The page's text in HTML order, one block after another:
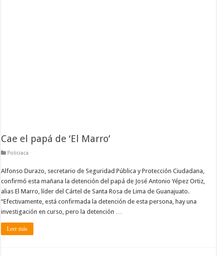
Cae el papá de ‘El Marro’
Policiaca
Alfonso Durazo, secretario de Seguridad Pública y Protección Ciudadana,
confirmó esta mañana la detención del papá de José Antonio Yépez Ortiz,
alias El Marro, líder del Cártel de Santa Rosa de Lima de Guanajuato.
“Efectivamente, está confirmada la detención de esta persona, hay una
investigación en curso, pero la detención …
Leer más